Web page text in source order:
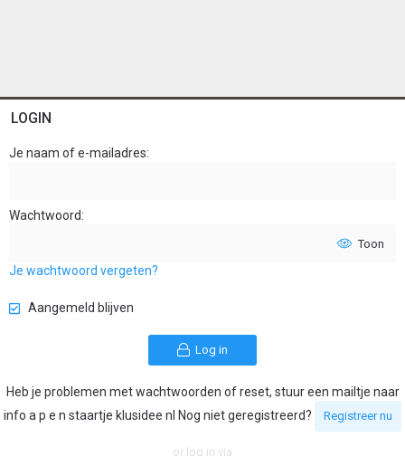
LOGIN
Je naam of e-mailadres
Wachtwoord
Toon
Je wachtwoord vergeten?
Aangemeld blijven
Log in
Heb je problemen met wachtwoorden of reset, stuur een mailtje naar
info a p e n staartje klusidee nl Nog niet geregistreerd?
Registreer nu
or log in via